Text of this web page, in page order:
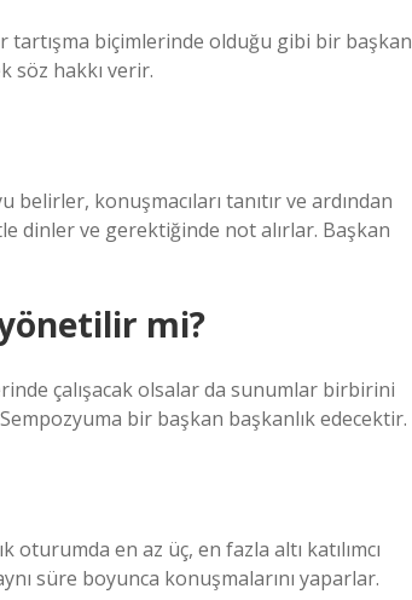
tartışma biçimlerinde olduğu gibi bir başkan
söz hakkı verir.
konuşmacıları tanıtır ve ardından
dinler ve gerektiğinde not alırlar. Başkan
mi?
çalışacak olsalar da sunumlar birbirini
bir başkan başkanlık edecektir.
en az üç, en fazla altı katılımcı
süre boyunca konuşmalarını yaparlar.